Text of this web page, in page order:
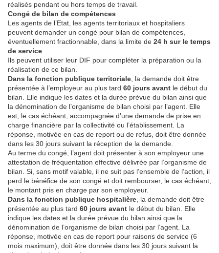
réalisés pendant ou hors temps de travail.
Congé de bilan de compétences
Les agents de l’Etat, les agents territoriaux et hospitaliers
peuvent demander un congé pour bilan de compétences,
éventuellement fractionnable, dans la limite de 24 h sur le temps
de service
Ils peuvent utiliser leur DIF pour compléter la préparation ou la
réalisation de ce bilan.
Dans la fonction publique territoriale , la demande doit être
présentée à l’employeur au plus tard 60 jours avant le début du
bilan. Elle indique les dates et la durée prévue du bilan ainsi que
la dénomination de l’organisme de bilan choisi par l’agent. Elle
est, le cas échéant, accompagnée d’une demande de prise en
charge financière par la collectivité ou l’établissement. La
réponse, motivée en cas de report ou de refus, doit être donnée
dans les 30 jours suivant la réception de la demande.
Au terme du congé, l’agent doit présenter à son employeur une
attestation de fréquentation effective délivrée par l’organisme de
bilan. Si, sans motif valable, il ne suit pas l’ensemble de l’action, il
perd le bénéfice de son congé et doit rembourser, le cas échéant,
le montant pris en charge par son employeur.
Dans la fonction publique hospitalière , la demande doit être
présentée au plus tard 60 jours avant le début du bilan. Elle
indique les dates et la durée prévue du bilan ainsi que la
dénomination de l’organisme de bilan choisi par l’agent. La
réponse, motivée en cas de report pour raisons de service (6
mois maximum), doit être donnée dans les 30 jours suivant la